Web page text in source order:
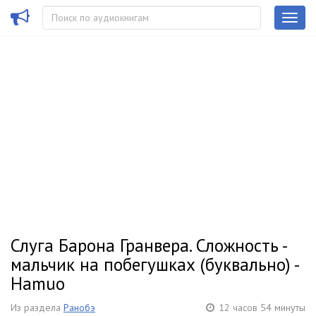
Слуга Барона Гранвера. Сложность -
мальчик на побегушках (буквально) -
Hamuo
Из раздела Ранобэ 12 часов 54 минуты